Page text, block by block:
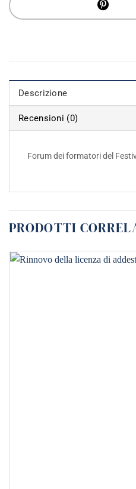
Descrizione
Recensioni (0)
Forum dei formatori del
PRODOTTI